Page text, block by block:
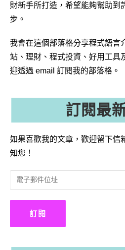
財新手所打造，希望能夠幫助到
步。
我會在這個部落格分享程式語言
站、理財、程式投資、好用工具
迎透過 email 訂閱我的部落格。
訂閱最
如果喜歡我的文章，歡迎留下信
知您！
子
郵
位
訂閱